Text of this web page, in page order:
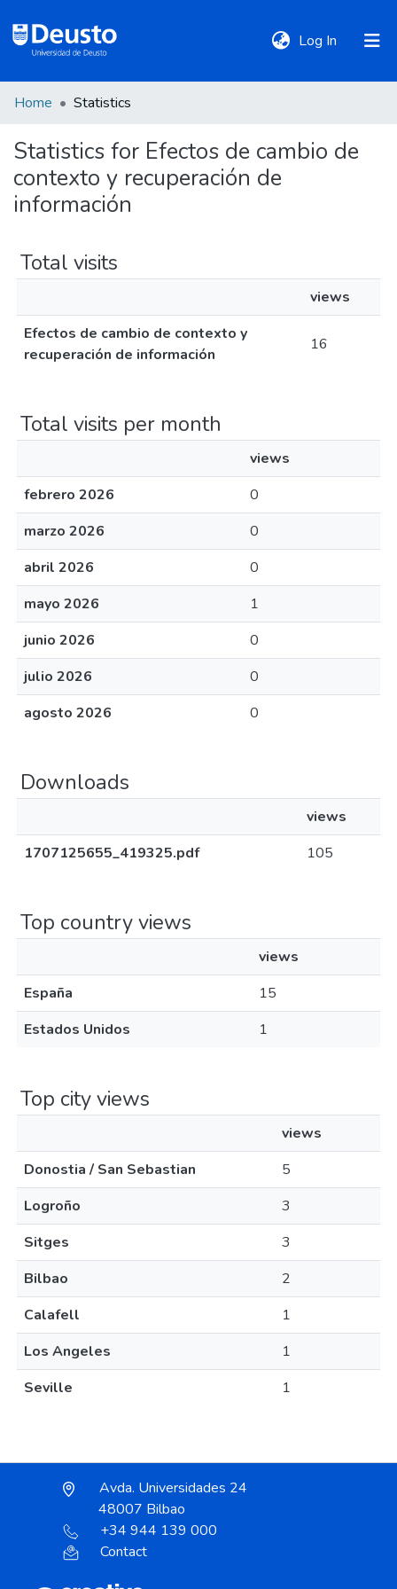
Log In (current)
Communities
&
All of DSpace
Policies
Home Statistics
Statistics for Efectos de cambio de
contexto y recuperación de
información
Total visits
views
Efectos de cambio de contexto y
recuperación de información
16
Total visits per month
views
febrero 2026
0
marzo 2026
0
abril 2026
0
mayo 2026
1
junio 2026
0
julio 2026
0
agosto 2026
0
Downloads
views
1707125655_419325.pdf
105
Top country views
views
España
15
Estados Unidos
1
Top city views
views
Donostia / San Sebastian
5
Logroño
3
Sitges
3
Bilbao
2
Calafell
1
Los Angeles
1
Seville
1
Avda. Universidades 24
48007 Bilbao
+34 944 139 000
Contact